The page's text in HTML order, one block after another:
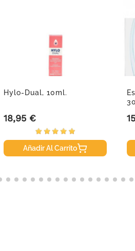
Hylo-Dual, 10ml.
Precio
18,95 €
Añadir Al Carrito